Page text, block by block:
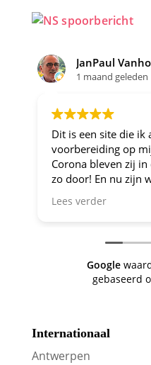
JanPaul Vanhoven
1 maand geleden
Dit is een site die ik altijd
voorbereiding op mijn
Corona bleven zij in de
zo door! En nu zijn we
verder en nog steeds is
oriënteren op trein-
Lees verder
Google
gebaseerd
Internationaal
Antwerpen